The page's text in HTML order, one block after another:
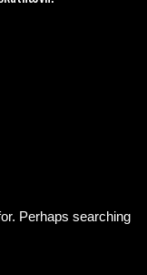
Perhaps searching